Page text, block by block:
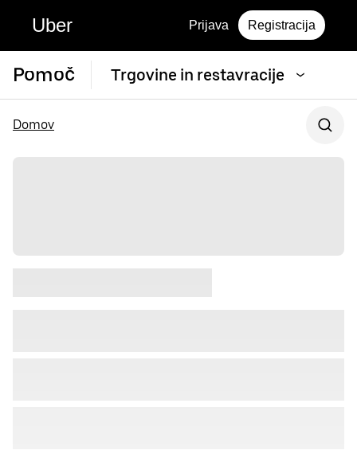
Uber Prijava Registracija
Pomoč Trgovine in restavracije
Domov